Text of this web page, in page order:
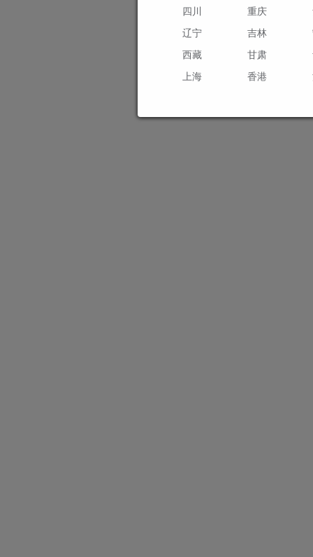
四川
重庆
辽宁
吉林
西藏
甘肃
上海
香港